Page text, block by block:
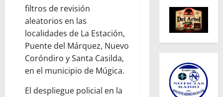
filtros de revisión
aleatorios en las
localidades de La Estación,
Puente del Márquez, Nuevo
Coróndiro y Santa Casilda,
en el municipio de Múgica.
El despliegue policial en la